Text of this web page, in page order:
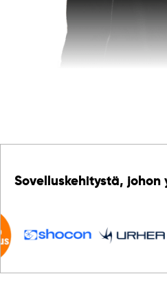
Sovelluskehitystä,